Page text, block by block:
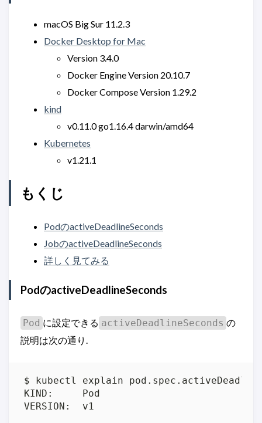
macOS Big Sur 11.2.3
Docker Desktop for Mac
Version 3.4.0
Docker Engine Version 20.10.7
Docker Compose Version 1.29.2
kind
v0.11.0 go1.16.4 darwin/amd64
Kubernetes
v1.21.1
もくじ
PodのactiveDeadlineSeconds
JobのactiveDeadlineSeconds
詳しく見てみる
PodのactiveDeadlineSeconds
Pod に設定できる activeDeadlineSeconds の
説明は次の通り.